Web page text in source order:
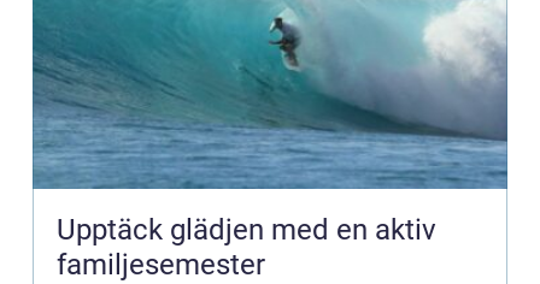
Upptäck glädjen med en aktiv
familjesemester